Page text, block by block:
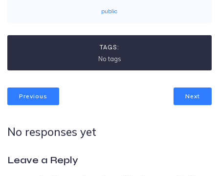
public
TAGS:
No tags
Previous Next
No responses yet
Leave a Reply